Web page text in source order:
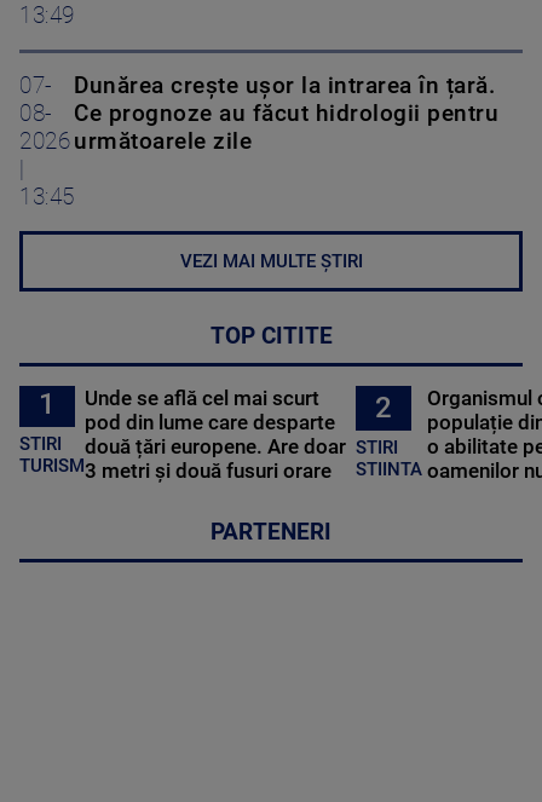
13:49
07-
08-
2026
13:45
Dunărea crește ușor la intrarea în țară.
Ce prognoze au făcut hidrologii pentru
următoarele zile
VEZI MAI MULTE ȘTIRI
TOP CITITE
1
STIRI
TURISM
Unde se află cel mai scurt
pod din lume care desparte
două țări europene. Are doar
3 metri și două fusuri orare
2
STIRI
STIINTA
Organismul
populație
o abilitate
oamenilor
PARTENERI